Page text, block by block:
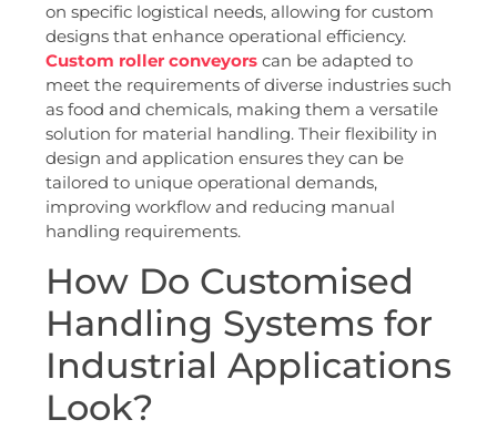
on specific logistical needs, allowing for custom
designs that enhance operational efficiency.
Custom roller conveyors can be adapted to
meet the requirements of diverse industries such
as food and chemicals, making them a versatile
solution for material handling. Their flexibility in
design and application ensures they can be
tailored to unique operational demands,
improving workflow and reducing manual
handling requirements.
How Do Customised
Handling Systems for
Industrial Applications
Look?